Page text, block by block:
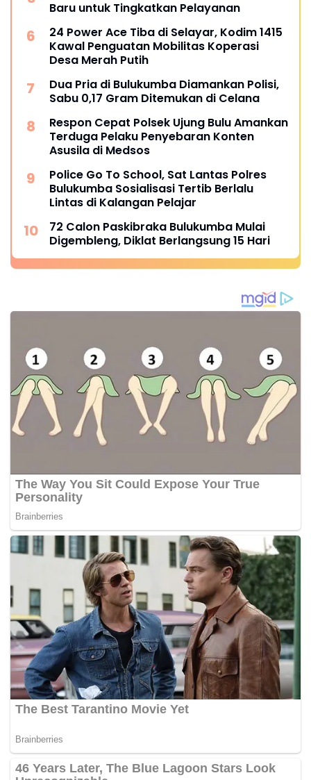
Baru untuk Tingkatkan Pelayanan
24 Power Ace Tiba di Selayar, Kodim 1415
Kawal Penguatan Mobilitas Koperasi
Desa Merah Putih
Dua Pria di Bulukumba Diamankan Polisi,
Sabu 0,17 Gram Ditemukan di Celana
Respon Cepat Polsek Ujung Bulu Amankan
Terduga Pelaku Penyebaran Konten
Asusila di Medsos
Police Go To School, Sat Lantas Polres
Bulukumba Sosialisasi Tertib Berlalu
Lintas di Kalangan Pelajar
72 Calon Paskibraka Bulukumba Mulai
Digembleng, Diklat Berlangsung 15 Hari